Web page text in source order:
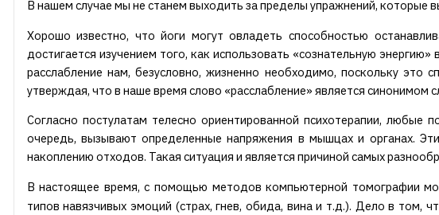
В нашем случае мы не станем выходить за пределы упражнений, которые
Хорошо известно, что йоги могут овладеть способностью
достигается изучением того, как использовать «сознательную
расслабление нам, безусловно, жизненно необходимо, поскольку
утверждая, что в наше время слово «расслабление» является синонимом
Согласно постулатам телесно ориентированной психотерапии,
очередь, вызывают определенные напряжения в мышцах и органах.
накоплению отходов. Такая ситуация и является причиной самых
В настоящее время, с помощью методов компьютерной томографии
типов навязчивых эмоций (страх, гнев, обида, вина и т.д.). Дело в том,